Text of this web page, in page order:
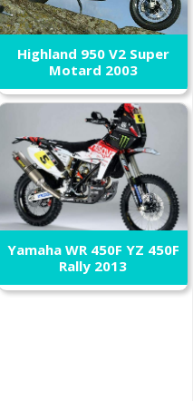
Highland 950 V2 Super
Motard 2003
Yamaha WR 450F YZ 450F
Rally 2013